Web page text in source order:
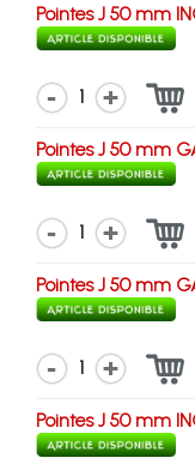
Pointes J 50 mm
1
Pointes J 50 mm
1
Pointes J 50 mm
1
Pointes J 50 mm